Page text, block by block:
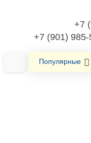
+7
+7 (901)
Популярные